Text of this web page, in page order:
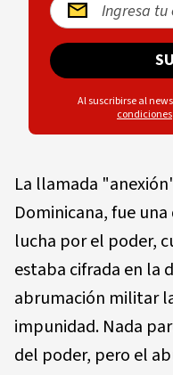
Al suscribirse al
condiciones
La llamada
Dominicana, fue
lucha por el poder,
estaba cifrada en la
abrumación militar
impunidad. Nada
del poder, pero el